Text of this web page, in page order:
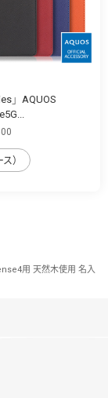
」AQUOS
）
用 天然木使用 名入